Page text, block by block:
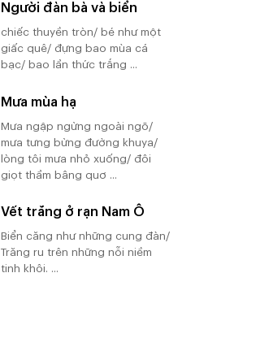
Người đàn bà và biển
chiếc thuyền tròn/ bé như một
giấc quê/ đựng bao mùa cá
bạc/ bao lần thức trắng ...
Mưa mùa hạ
Mưa ngập ngừng ngoài ngõ/
mưa tưng bừng đường khuya/
lòng tôi mưa nhỏ xuống/ đôi
giọt thầm bâng quơ ...
Vết trăng ở rạn Nam Ô
Biển căng như những cung đàn/
Trăng ru trên những nỗi niềm
tinh khôi. ...